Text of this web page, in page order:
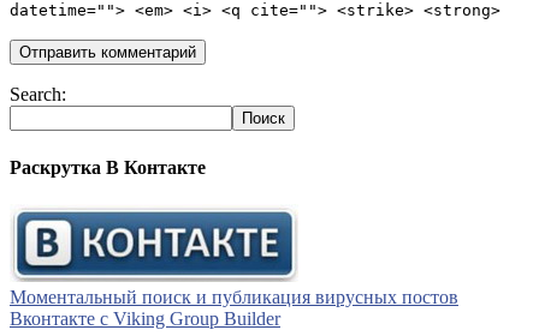
datetime=""> <em> <i> <q cite=""> <strike> <strong>
Search:
Раскрутка В Контакте
Моментальный поиск и публикация вирусных постов
Вконтакте с Viking Group Builder